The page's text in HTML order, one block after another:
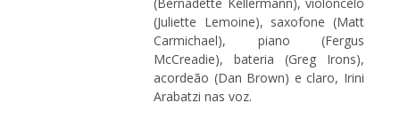
(Juliette Lemoine), saxofone (Matt
Carmichael), piano (Fergus
McCreadie), bateria (Greg Irons),
acordeão (Dan Brown) e claro, Irini
Arabatzi nas voz.